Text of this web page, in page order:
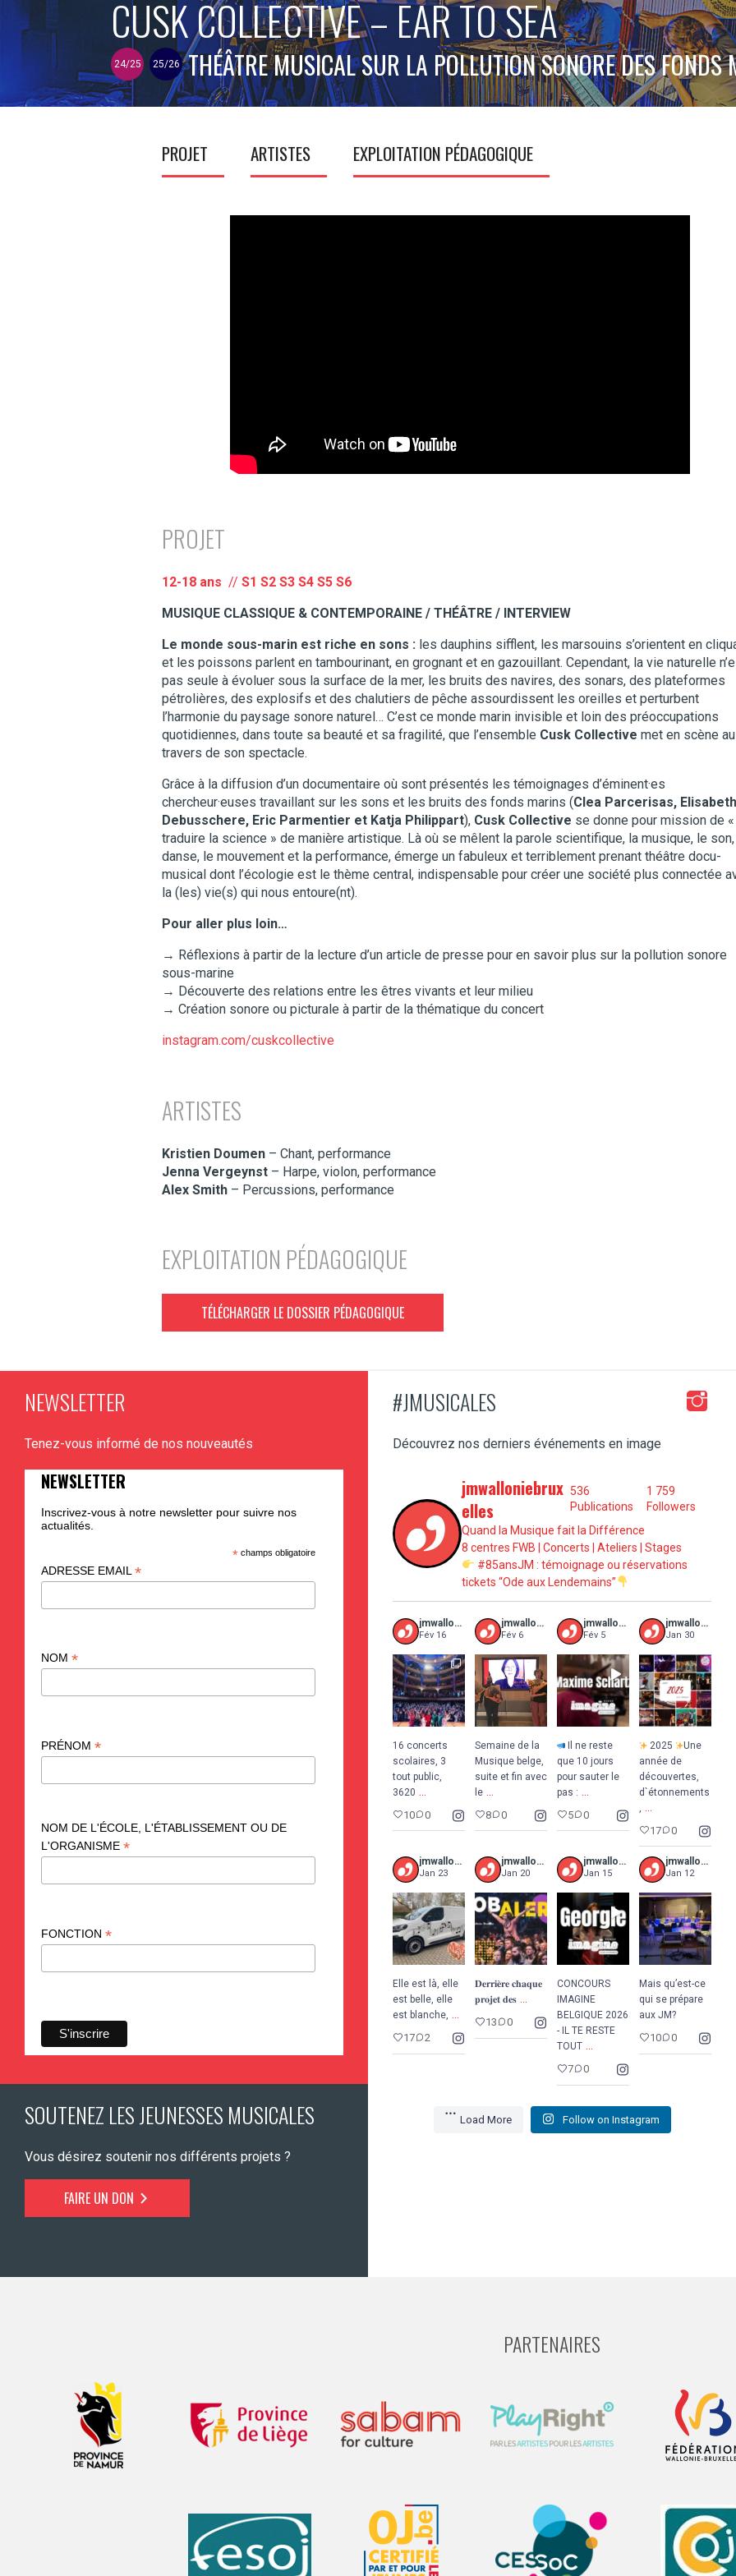
CUSK COLLECTIVE – EAR TO SEA
24/25 25/26 THÉÂTRE MUSICAL SUR LA POLLUTION SONORE DES FONDS
PROJET ARTISTES EXPLOITATION PÉDAGOGIQUE
PROJET
12-18 ans // S1 S2 S3 S4 S5 S6
MUSIQUE CLASSIQUE & CONTEMPORAINE / THÉÂTRE / INTERVIEW
Le monde sous-marin est riche en sons : les dauphins sifflent, les marsouins s’orientent en
et les poissons parlent en tambourinant, en grognant et en gazouillant. Cependant, la vie naturelle
pas seule à évoluer sous la surface de la mer, les bruits des navires, des sonars, des plateformes
pétrolières, des explosifs et des chalutiers de pêche assourdissent les oreilles et perturbent
l’harmonie du paysage sonore naturel… C’est ce monde marin invisible et loin des préoccupations
quotidiennes, dans toute sa beauté et sa fragilité, que l’ensemble Cusk Collective met en scène au
travers de son spectacle.
Grâce à la diffusion d’un documentaire où sont présentés les témoignages d’éminent·es
chercheur·euses travaillant sur les sons et les bruits des fonds marins (Clea Parcerisas, Elisabeth
Debusschere, Eric Parmentier et Katja Philippart), Cusk Collective se donne pour mission de «
traduire la science » de manière artistique. Là où se mêlent la parole scientifique, la musique, le
danse, le mouvement et la performance, émerge un fabuleux et terriblement prenant théâtre docu-
musical dont l’écologie est le thème central, indispensable pour créer une société plus connectée
la (les) vie(s) qui nous entoure(nt).
Pour aller plus loin…
→ Réflexions à partir de la lecture d’un article de presse pour en savoir plus sur la pollution sonore
sous-marine
→ Découverte des relations entre les êtres vivants et leur milieu
→ Création sonore ou picturale à partir de la thématique du concert
instagram.com/cuskcollective
ARTISTES
Kristien Doumen– Chant, performance
Jenna Vergeynst– Harpe, violon, performance
Alex Smith– Percussions, performance
EXPLOITATION PÉDAGOGIQUE
TÉLÉCHARGER LE DOSSIER PÉDAGOGIQUE
NEWSLETTER
Tenez-vous informé de nos nouveautés
NEWSLETTER
Inscrivez-vous à notre newsletter pour suivre nos
actualités.
* champs obligatoire
ADRESSE EMAIL *
NOM *
PRÉNOM *
NOM DE L'ÉCOLE, L'ÉTABLISSEMENT OU DE
L'ORGANISME *
FONCTION *
SOUTENEZ LES JEUNESSES MUSICALES
Vous désirez soutenir nos différents projets ?
FAIRE UN DON
#JMUSICALES
Découvrez nos derniers événements en image
jmwalloniebrux
elles
536
Publications
1 759
Followers
Quand la Musique fait la Différence
8 centres FWB | Concerts | Ateliers | Stages
#85ansJM : témoignage ou réservations
tickets “Ode aux Lendemains”
jmwalloniebruxelles
Fév 16
16 concerts
scolaires, 3
tout public,
3620 ...
10 0
jmwalloniebruxelles
Fév 6
Semaine de la
Musique belge,
suite et fin avec
le ...
8 0
jmwalloniebruxelles
Fév 5
Il ne reste
que 10 jours
pour sauter le
pas : ...
5 0
jmwalloniebruxelles
Jan 30
2025
Une
année de
découvertes,
d`étonnements
, ...
17 0
jmwalloniebruxelles
Jan 23
Elle est là, elle
est belle, elle
est blanche, ...
17 2
jmwalloniebruxelles
Jan 20
𝐃𝐞𝐫𝐫𝐢𝐞̀𝐫𝐞 𝐜𝐡𝐚𝐪𝐮𝐞
𝐩𝐫𝐨𝐣𝐞𝐭 𝐝𝐞𝐬 ...
13 0
jmwalloniebruxelles
Jan 15
CONCOURS
IMAGINE
BELGIQUE 2026
- IL TE RESTE
TOUT ...
7 0
jmwalloniebruxelles
Jan 12
Mais qu’est-ce
qui se prépare
aux JM?
10 0
Load More Follow on Instagram
PARTENAIRES